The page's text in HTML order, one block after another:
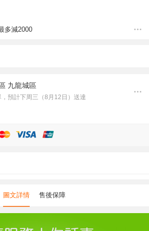
多減2000
九龍城區
，預計下周三（8月12日）送達
圖文詳情 售後保障